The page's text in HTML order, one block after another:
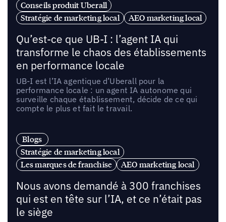
Conseils produit Uberall
Stratégie de marketing local
AEO marketing local
Qu’est-ce que UB-I : l’agent IA qui
transforme le chaos des établissements
en performance locale
UB-I est l’IA agentique d’Uberall pour la
performance locale : un agent IA autonome qui
surveille chaque établissement, décide de ce qui
compte le plus et fait le travail.
Blogs
Stratégie de marketing local
Les marques de franchise
AEO marketing local
Nous avons demandé à 300 franchises
qui est en tête sur l’IA, et ce n’était pas
le siège